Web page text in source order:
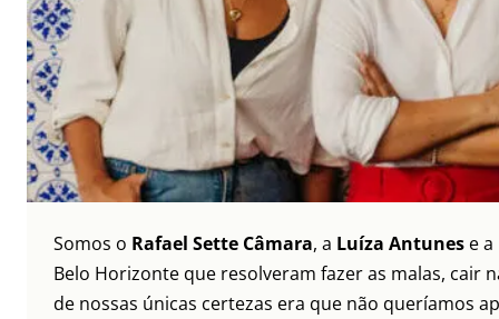
Somos o Rafael Sette Câmara, a Luíza Antunes e a
Belo Horizonte que resolveram fazer as malas, cair
de nossas únicas certezas era que não queríamos